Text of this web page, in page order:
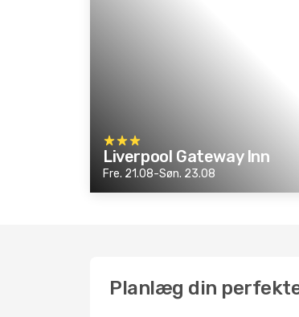
Liverpool Gateway Inn
Fre. 21.08-Søn. 23.08
Planlæg din